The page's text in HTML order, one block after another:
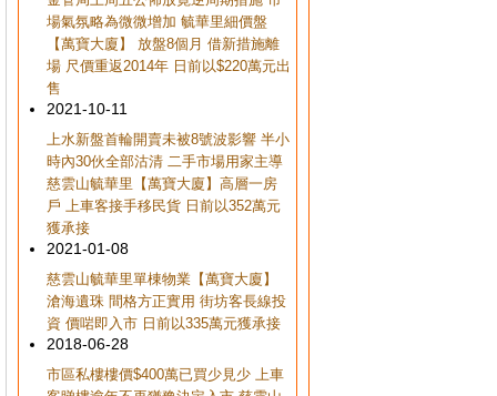
場氣氛略為微微增加 毓華里細價盤
【萬寶大廈】 放盤8個月 借新措施離
場 尺價重返2014年 日前以$220萬元出
售
2021-10-11
上水新盤首輪開賣未被8號波影響 半小
時內30伙全部沽清 二手市場用家主導
慈雲山毓華里【萬寶大廈】高層一房
戶 上車客接手移民貨 日前以352萬元
獲承接
2021-01-08
慈雲山毓華里單棟物業【萬寶大廈】
滄海遺珠 間格方正實用 街坊客長線投
資 價啱即入市 日前以335萬元獲承接
2018-06-28
市區私樓樓價$400萬已買少見少 上車